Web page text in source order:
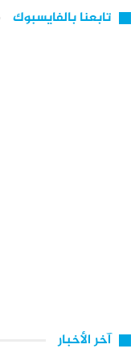
تابعنا بالفايسبوك
آخر الأخبار